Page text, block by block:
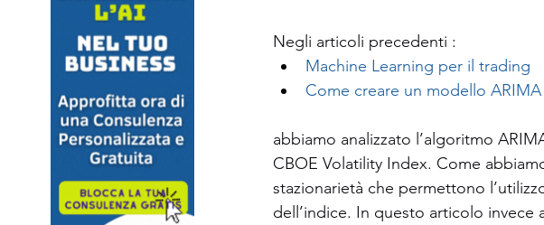
Negli articoli precedenti :
Machine Learning per il trading
Come creare un modello
abbiamo analizzato l’algoritmo
CBOE Volatility Index. Come
stazionarietà che permettono
dell’indice. In questo articolo invece